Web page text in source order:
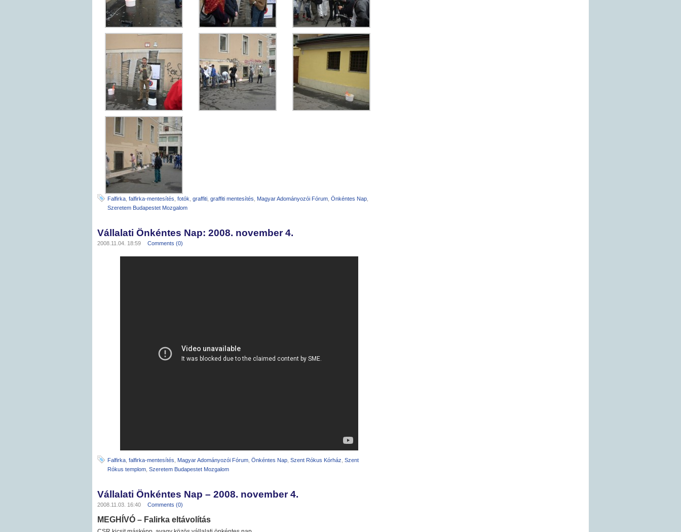
Falfirka falfirka-mentesítés fotók graffiti graffiti mentesítés Magyar Adományozói Fórum Önkéntes Nap
Szeretem Budapestet Mozgalom
Vállalati Önkéntes Nap: 2008. november 4.
2008.11.04. 18:59 Comments (0)
Falfirka falfirka-mentesítés Magyar Adományozói Fórum Önkéntes Nap Szent Rókus Kórház Szent
Rókus templom Szeretem Budapestet Mozgalom
Vállalati Önkéntes Nap – 2008. november 4.
2008.11.03. 16:40 Comments (0)
MEGHÍVÓ – Falirka eltávolítás